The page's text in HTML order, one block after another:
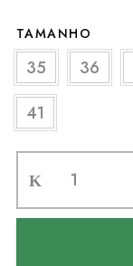
TAMANHO
35 36
41